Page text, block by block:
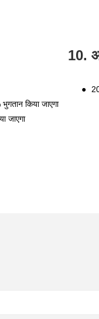
10.
●
किया जाएगा
जाएगा